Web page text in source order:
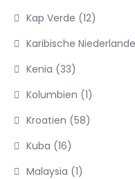
Kap Verde (12)
Karibische Niederlande
Kenia (33)
Kolumbien (1)
Kroatien (58)
Kuba (16)
Malaysia (1)